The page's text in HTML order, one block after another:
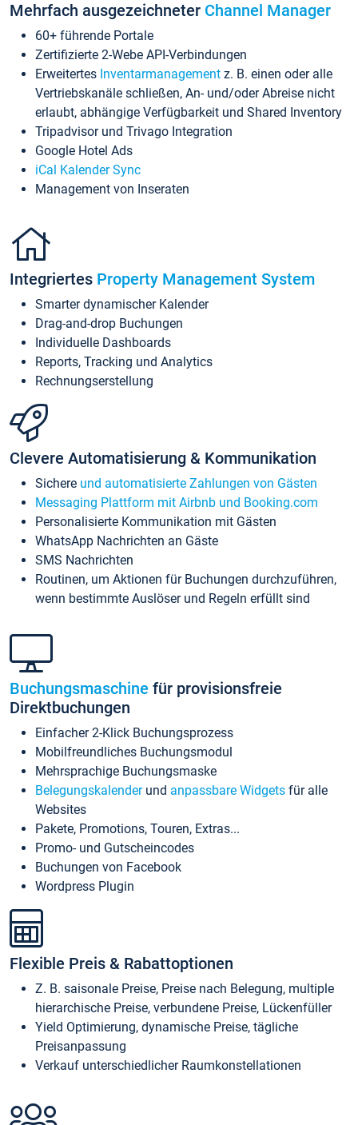
Mehrfach ausgezeichneter Channel Manager
60+ führende Portale
Zertifizierte 2-Webe API-Verbindungen
Erweitertes Inventarmanagement z. B. einen oder alle
Vertriebskanäle schließen, An- und/oder Abreise nicht
erlaubt, abhängige Verfügbarkeit und Shared Inventory
Tripadvisor und Trivago Integration
Google Hotel Ads
iCal Kalender Sync
Management von Inseraten
Integriertes Property Management System
Smarter dynamischer Kalender
Drag-and-drop Buchungen
Individuelle Dashboards
Reports, Tracking und Analytics
Rechnungserstellung
Clevere Automatisierung & Kommunikation
Sichere und automatisierte Zahlungen von Gästen
Messaging Plattform mit Airbnb und Booking.com
Personalisierte Kommunikation mit Gästen
WhatsApp Nachrichten an Gäste
SMS Nachrichten
Routinen, um Aktionen für Buchungen durchzuführen,
wenn bestimmte Auslöser und Regeln erfüllt sind
Buchungsmaschine für provisionsfreie
Direktbuchungen
Einfacher 2-Klick Buchungsprozess
Mobilfreundliches Buchungsmodul
Mehrsprachige Buchungsmaske
Belegungskalenderund anpassbare Widgets für alle
Websites
Pakete, Promotions, Touren, Extras...
Promo- und Gutscheincodes
Buchungen von Facebook
Wordpress Plugin
Flexible Preis & Rabattoptionen
Z. B. saisonale Preise, Preise nach Belegung, multiple
hierarchische Preise, verbundene Preise, Lückenfüller
Yield Optimierung, dynamische Preise, tägliche
Preisanpassung
Verkauf unterschiedlicher Raumkonstellationen